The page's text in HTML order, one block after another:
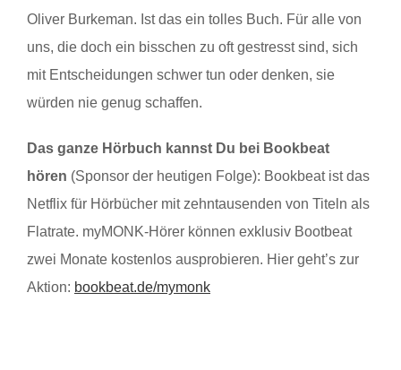
Oliver Burkeman. Ist das ein tolles Buch. Für alle von
uns, die doch ein bisschen zu oft gestresst sind, sich
mit Entscheidungen schwer tun oder denken, sie
würden nie genug schaffen.
Das ganze Hörbuch kannst Du bei Bookbeat
hören (Sponsor der heutigen Folge): Bookbeat ist das
Netflix für Hörbücher mit zehntausenden von Titeln als
Flatrate. myMONK-Hörer können exklusiv Bootbeat
zwei Monate kostenlos ausprobieren. Hier geht’s zur
Aktion: bookbeat.de/mymonk